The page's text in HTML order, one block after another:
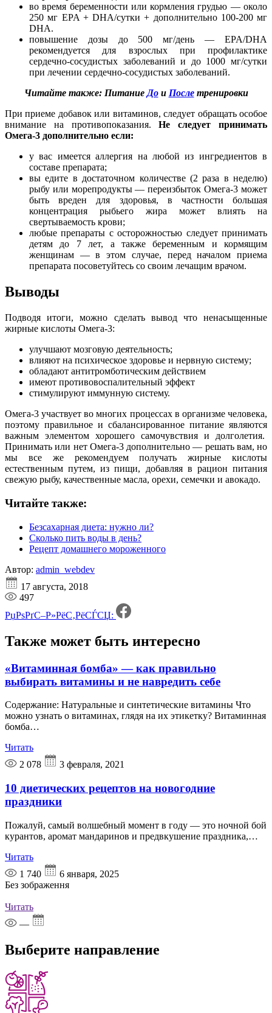
во время беременности или кормления грудью — около
250 мг EPA + DHA/сутки + дополнительно 100-200 мг
DHA.
повышение дозы до 500 мг/день — EPA/DHA
рекомендуется для взрослых при профилактике
сердечно-сосудистых заболеваний и до 1000 мг/сутки
при лечении сердечно-сосудистых заболеваний.
Читайте также: ПитаниеДои Послетренировки
При приеме добавок или витаминов, следует обращать особое
внимание на противопоказания.Не следует принимать
Омега-3 дополнительно если:
у вас имеется аллергия на любой из ингредиентов в
составе препарата;
вы едите в достаточном количестве (2 раза в неделю)
рыбу или морепродукты — переизбыток Омега-3 может
быть вреден для здоровья, в частности большая
концентрация рыбьего жира может влиять на
свертываемость крови;
любые препараты с осторожностью следует принимать
детям до 7 лет, а также беременным и кормящим
женщинам — в этом случае, перед началом приема
препарата посоветуйтесь со своим лечащим врачом.
Выводы
Подводя итоги, можно сделать вывод что ненасыщенные
жирные кислоты Омега-3:
улучшают мозговую деятельность;
влияют на психическое здоровье и нервную систему;
обладают антитромботическим действием
имеют противовоспалительный эффект
стимулируют иммунную систему.
Омега-3 участвует во многих процессах в организме человека,
поэтому правильное и сбалансированное питание являются
важным элементом хорошего самочувствия и долголетия.
Принимать или нет Омега-3 дополнительно — решать вам, но
мы все же рекомендуем получать жирные кислоты
естественным путем, из пищи, добавляя в рацион питания
свежую рыбу, качественные масла, орехи, семечки и авокадо.
Читайте также:
Безсахарная диета: нужно ли?
Сколько пить воды в день?
Рецепт домашнего мороженного
Автор: admin_webdev
17 августа, 2018
497
РџРѕРґС–Р»РёС‚РёСЃСЏ:
Также может быть интересно
«Витаминная бомба» — как правильно
выбирать витамины и не навредить себе
Содержание: Натуральные и синтетические витамины Что
можно узнать о витаминах, глядя на их этикетку? Витаминная
бомба…
Читать
2 078
3 февраля, 2021
10 диетических рецептов на новогодние
праздники
Пожалуй, самый волшебный момент в году — это ночной бой
курантов, аромат мандаринов и предвкушение праздника,…
Читать
1 740
6 января, 2025
Без зображення
Читать
—
Выберите направление